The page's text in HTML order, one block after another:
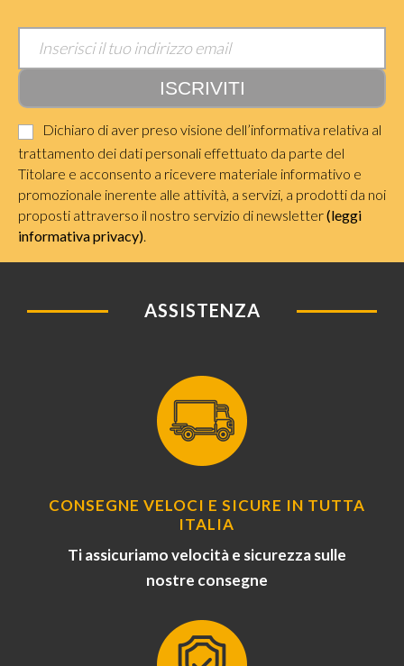
Dichiaro di aver preso visione dell’informativa relativa al
trattamento dei dati personali effettuato da parte del
Titolare e acconsento a ricevere materiale informativo e
promozionale inerente alle attività, a servizi, a prodotti da noi
proposti attraverso il nostro servizio di newsletter(leggi
informativa privacy).
ASSISTENZA
CONSEGNE VELOCI E SICURE IN TUTTA
ITALIA
Ti assicuriamo velocità e sicurezza sulle
nostre consegne